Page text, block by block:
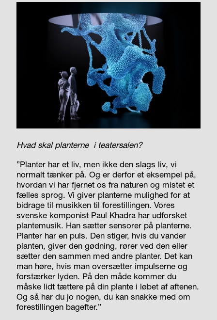
Hvad skal planterne i teatersalen?
”Planter har et liv, men ikke den slags liv, vi
normalt tænker på. Og er derfor et eksempel på,
hvordan vi har fjernet os fra naturen og mistet et
fælles sprog. Vi giver planterne mulighed for at
bidrage til musikken til forestillingen. Vores
svenske komponist Paul Khadra har udforsket
plantemusik. Han sætter sensorer på planterne.
Planter har en puls. Den stiger, hvis du vander
planten, giver den gødning, rører ved den eller
sætter den sammen med andre planter. Det kan
man høre, hvis man oversætter impulserne og
forstærker lyden. På den måde kommer du
måske lidt tættere på din plante i løbet af aftenen.
Og så har du jo nogen, du kan snakke med om
forestillingen bagefter.”